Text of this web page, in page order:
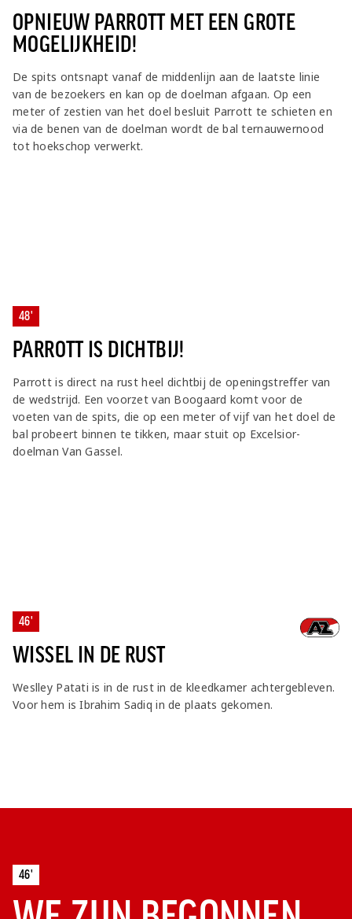
OPNIEUW PARROTT MET EEN GROTE
MOGELIJKHEID!
De spits ontsnapt vanaf de middenlijn aan de laatste linie
van de bezoekers en kan op de doelman afgaan. Op een
meter of zestien van het doel besluit Parrott te schieten en
via de benen van de doelman wordt de bal ternauwernood
tot hoekschop verwerkt.
48'
PARROTT IS DICHTBIJ!
Parrott is direct na rust heel dichtbij de openingstreffer van
de wedstrijd. Een voorzet van Boogaard komt voor de
voeten van de spits, die op een meter of vijf van het doel de
bal probeert binnen te tikken, maar stuit op Excelsior-
doelman Van Gassel.
46'
WISSEL IN DE RUST
Weslley Patati is in de rust in de kleedkamer achtergebleven.
Voor hem is Ibrahim Sadiq in de plaats gekomen.
46'